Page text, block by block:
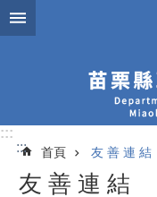
跳到主要內容區塊
:::
:::
首頁 友 善 連 結
友 善 連 結